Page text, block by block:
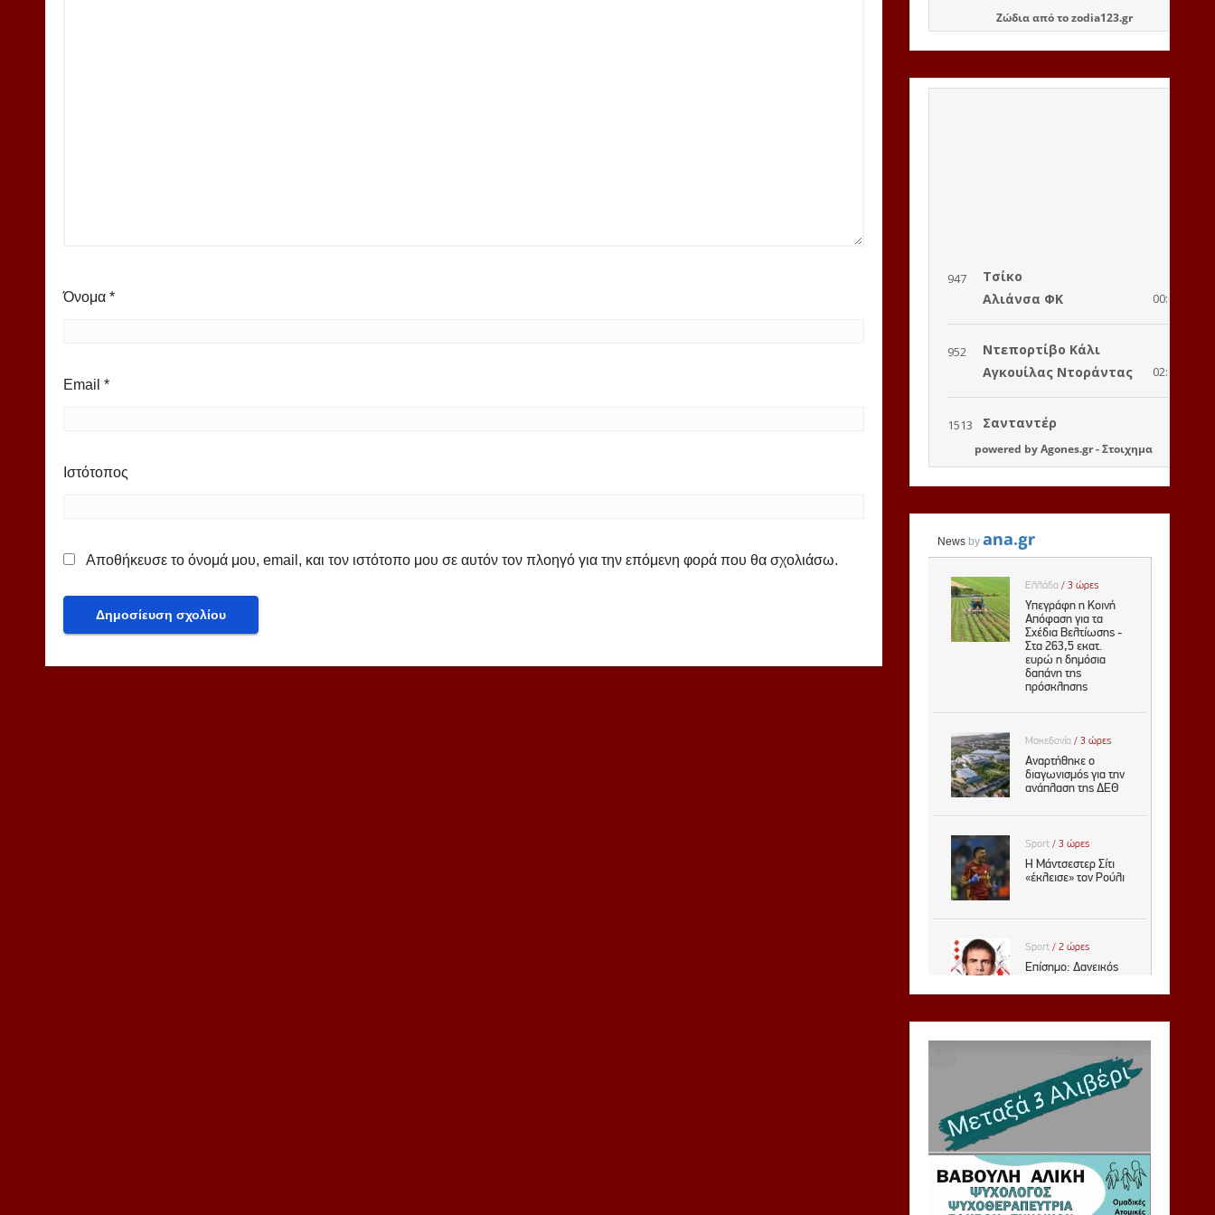
Όνομα *
Email *
Ιστότοπος
Αποθήκευσε το όνομά μου, email, και τον ιστότοπο μου σε αυτόν τον πλοηγό για την επόμενη φορά που θα σχολιάσω.
Ζώδιααπό τοzodia123.gr
powered byAgones.gr-Στοιχημα